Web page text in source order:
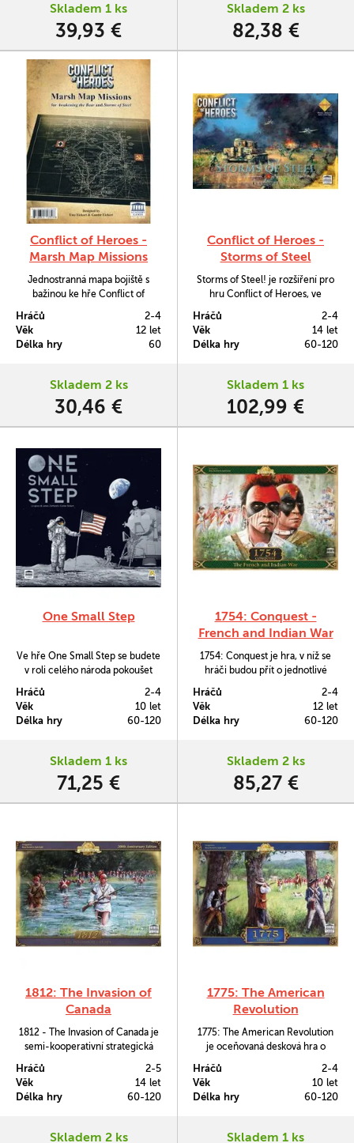
Skladem 1 ks
39,93 €
Skladem 2 ks
82,38 €
Conflict of Heroes -
Marsh Map Missions
Jednostranná mapa bojiště s
bažinou ke hře Conflict of
scénáři již v roce 2008 pro
základní hru Awakening the Bear,
v roce 2019 pak byla upravena,
se k ní další scénář využívající
(vyšlo česky jako…
Hráčů
2-4
Věk
12 let
Délka hry
60
Skladem 2 ks
30,46 €
Conflict of Heroes -
Storms of Steel
Storms of Steel! je rozšíření pro
hru Conflict of Heroes, ve
největší tankové bitvy v historii.
Hráčů
2-4
Věk
14 let
Délka hry
60-120
Skladem 1 ks
102,99 €
One Small Step
Ve hře One Small Step se budete
v roli celého národa pokoušet
kapacity tak, abyste splnili několik
cílů, jejichž úspěšným důsledkem
je přistání na měsíci.
Hráčů
2-4
Věk
10 let
Délka hry
60-120
Skladem 1 ks
71,25 €
1754: Conquest -
French and Indian War
1754: Conquest je hra, v níž se
hráči budou přít o jednotlivé
vyznačuje série Birth of America,
Hráčů
2-4
Věk
12 let
Délka hry
60-120
Skladem 2 ks
85,27 €
1812: The Invasion of
Canada
1812 - The Invasion of Canada je
semi-kooperativní strategická
Británie a USA. Hráči se snaží
ovládnout klíčová území v Kanadě
a na severu Spojených států, a
stranu.
Hráčů
2-5
Věk
14 let
Délka hry
60-120
Skladem 2 ks
1775: The American
Revolution
1775: The American Revolution
je oceňovaná desková hra o
vzniknout současným Spojeným
státům Americkým. Spadá do
mladé série Birth of America a
jednoduchá pravidla s krásnou
Hráčů
2-4
Věk
10 let
Délka hry
60-120
Skladem 1 ks